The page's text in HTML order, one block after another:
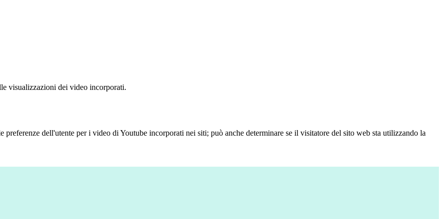
visualizzazioni dei video incorporati.
preferenze dell'utente per i video di Youtube incorporati nei siti; può anche determinare se il visitatore del sito web sta utilizzando la